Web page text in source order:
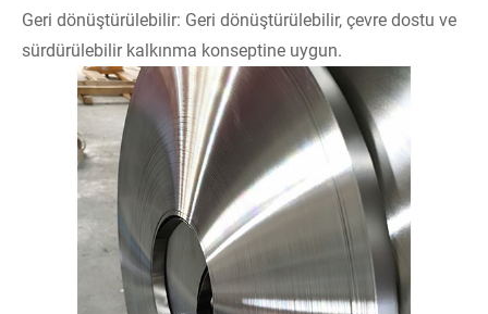
Geri dönüştürülebilir: Geri dönüştürülebilir, çevre dostu ve
sürdürülebilir kalkınma konseptine uygun.